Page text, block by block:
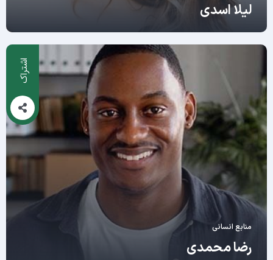
لیلا اسدی
اشتراک
منابع انسانی
رضا محمدی